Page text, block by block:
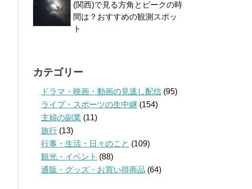
(関西)で見る方角とピークの時
間は？おすすめの観測スポッ
ト
カテゴリー
ドラマ・映画・動画の見逃し配信 (95)
ライブ・スポーツの生中継 (154)
主婦の副業 (11)
旅行 (13)
行事・生活・日々のこと (109)
観光・イベント (88)
通販・グッズ・お買い得商品 (64)